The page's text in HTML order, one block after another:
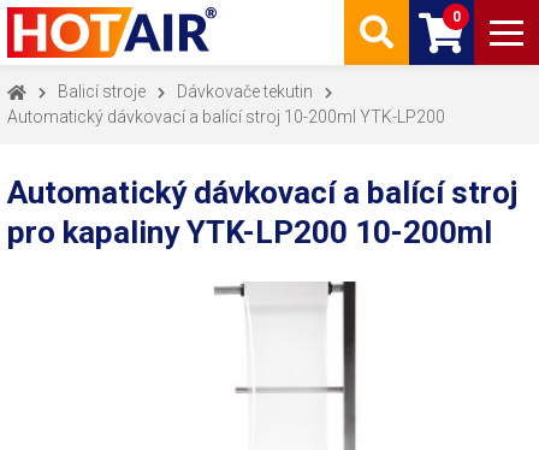
0
Balicí stroje
Dávkovače tekutin
Automatický dávkovací a balící stroj 10-200ml YTK-LP200
Automatický dávkovací a balící stroj
pro kapaliny YTK-LP200 10-200ml